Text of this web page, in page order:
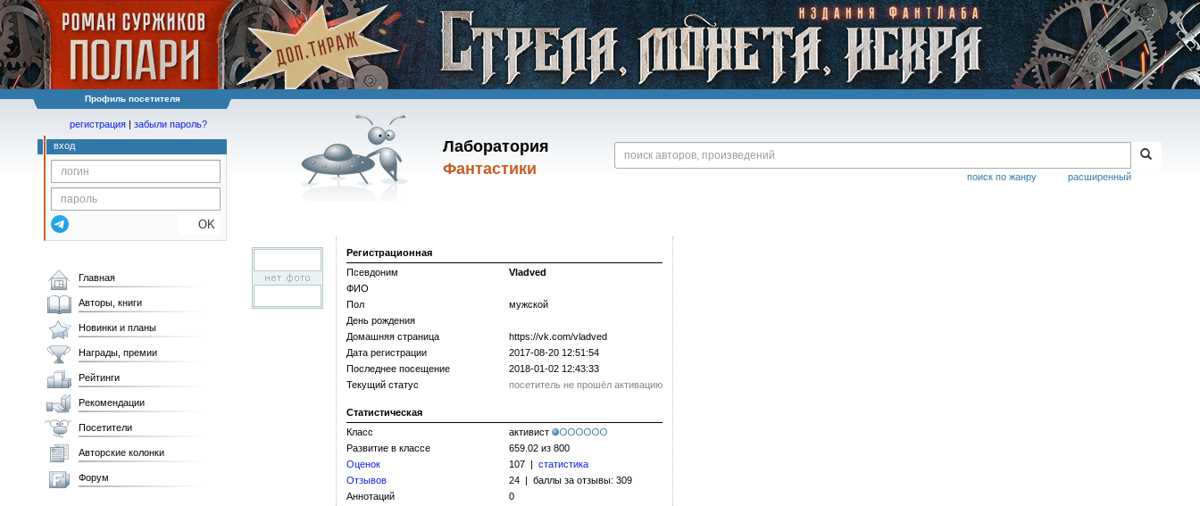
Профиль посетителя
Лаборатория
Фантастики
расширенный
поиск по жанру
регистрация | забыли пароль?
вход
OK
Регистрационная
Псевдоним
Vladved
ФИО
Пол
мужской
День рождения
Домашняя страница
https://­vk.com/­vladved
Дата регистрации
2017-08-20 12:51:54
Последнее посещение
2018-01-02 12:43:33
Текущий статус
посетитель не прошёл активацию
Статистическая
Класс
активист
Развитие в классе
659.02 из 800
Оценок
107 | статистика
Отзывов
24 | баллы за отзывы: 309
Аннотаций
0
Главная
Авторы, книги
Новинки и планы
Награды, премии
Рейтинги
Рекомендации
Посетители
Авторские колонки
Форум